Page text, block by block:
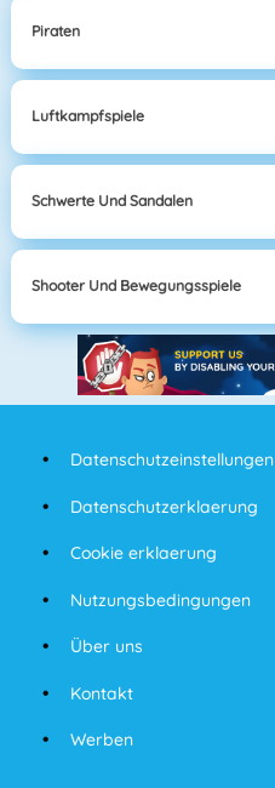
Piraten
Luftkampfspiele
Schwerte Und Sandalen
Shooter Und Bewegungsspiele
Datenschutzeinstellungen
Datenschutzerklaerung
Cookie erklaerung
Nutzungsbedingungen
Über uns
Kontakt
Werben